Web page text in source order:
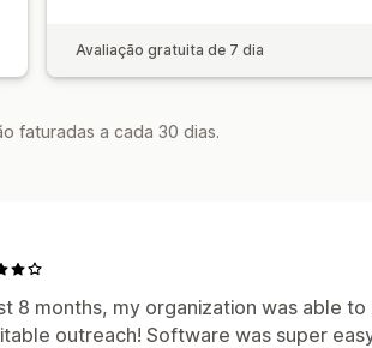
Avaliação gratuita de 7 dia
faturadas a cada 30 dias.
8 months, my organization was able
outreach! Software was super